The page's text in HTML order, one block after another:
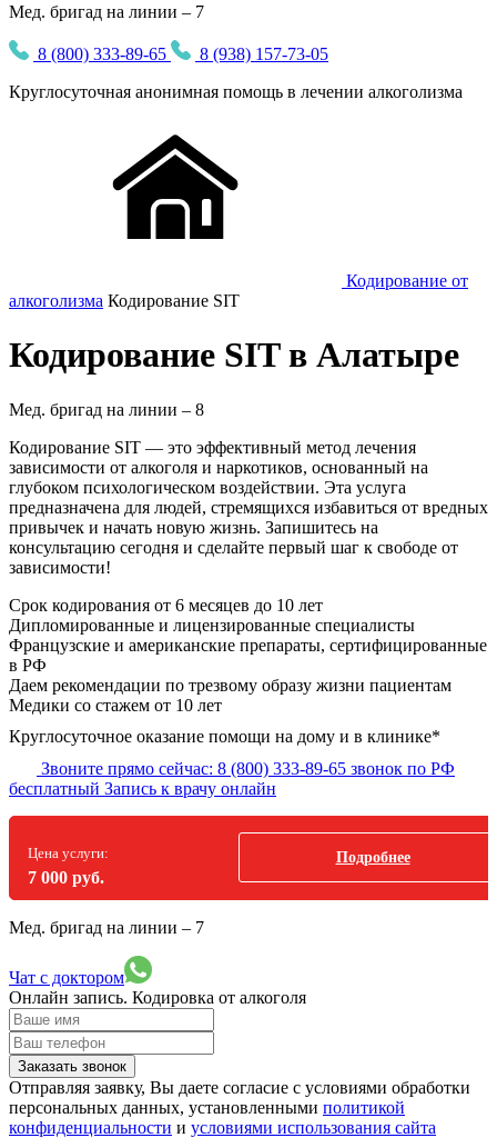
Мед. бригад на линии – 7
8 (800) 333-89-65
8 (938) 157-73-05
Круглосуточная анонимная помощь в лечении алкоголизма
Кодирование от
алкоголизма Кодирование SIT
Кодирование SIT в Алатыре
Мед. бригад на линии – 8
Кодирование SIT — это эффективный метод лечения
зависимости от алкоголя и наркотиков, основанный на
глубоком психологическом воздействии. Эта услуга
предназначена для людей, стремящихся избавиться от вредных
привычек и начать новую жизнь. Запишитесь на
консультацию сегодня и сделайте первый шаг к свободе от
зависимости!
Срок кодирования от 6 месяцев до 10 лет
Дипломированные и лицензированные специалисты
Французские и американские препараты, сертифицированные
в РФ
Даем рекомендации по трезвому образу жизни пациентам
Медики со стажем от 10 лет
Круглосуточное оказание помощи на дому и в клинике*
Звоните прямо сейчас: 8 (800) 333-89-65 звонок по РФ
бесплатный Запись к врачу онлайн
Цена услуги:
7 000 руб.
Подробнее
Мед. бригад на линии – 7
Чат с доктором
Онлайн запись. Кодировка от алкоголя
Заказать звонок
Отправляя заявку, Вы даете согласие с условиями обработки
персональных данных, установленными политикой
конфиденциальности и условиями использования сайта